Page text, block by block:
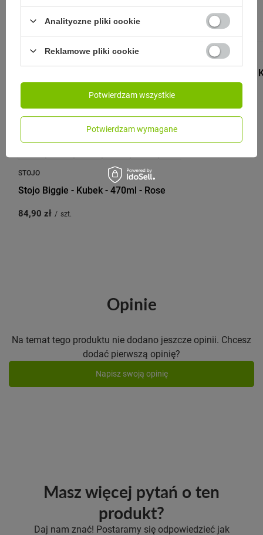
STOJO
Stojo Biggie - Kubek - 470ml - Rose
84,90 zł / szt.
STOJO
Stojo Biggie -
Opinie
Na temat tego produktu nie dodano jeszcze opinii. Chcesz
dodać pierwszą opinię?
Napisz swoją opinię
Masz więcej pytań o ten
produkt?
Daj nam znać! Postaramy się odpowiedzieć jak
Analityczne pliki cookie
Reklamowe pliki cookie
Potwierdzam wymagane
Potwierdzam wszystkie